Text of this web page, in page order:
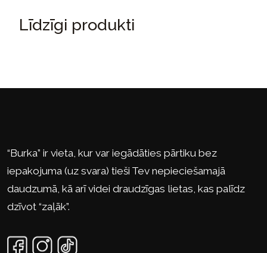
Līdzīgi produkti
“Burka” ir vieta, kur var iegādāties pārtiku bez
iepakojuma (uz svara) tieši Tev nepieciešamajā
daudzumā, kā arī videi draudzīgas lietas, kas palīdz
dzīvot “zaļāk”.